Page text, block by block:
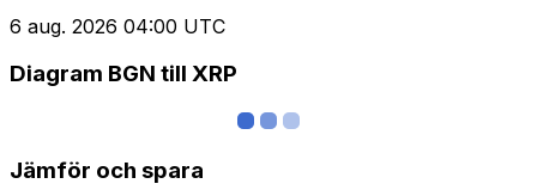
6 aug. 2026 04:00 UTC
Diagram BGN till XRP
Jämför och spara